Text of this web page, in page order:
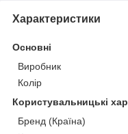
Характеристики
Основні
Виробник
Колір
Користувальницькі
Бренд (Країна)